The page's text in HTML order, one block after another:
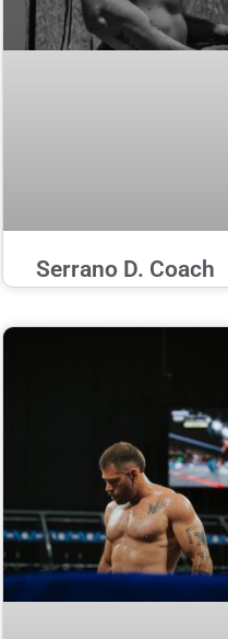
Serrano D. Coach